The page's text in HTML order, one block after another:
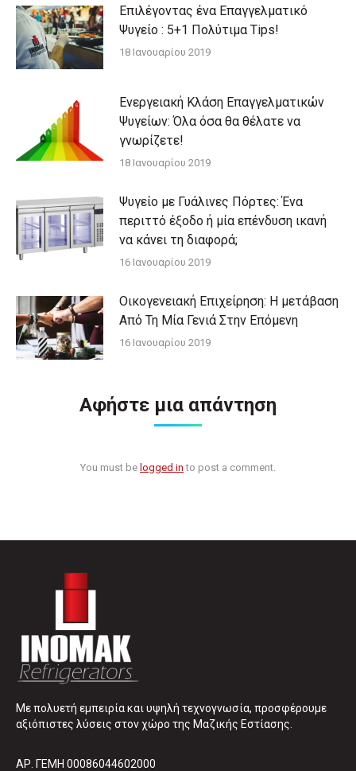
Επιλέγοντας ένα Επαγγελματικό
Ψυγείο : 5+1 Πολύτιμα Tips!
18 Ιανουαρίου 2019
Ενεργειακή Κλάση Επαγγελματικών
Ψυγείων: Όλα όσα θα θέλατε να
γνωρίζετε!
18 Ιανουαρίου 2019
Ψυγείο με Γυάλινες Πόρτες: Ένα
περιττό έξοδο ή μία επένδυση ικανή
να κάνει τη διαφορά;
16 Ιανουαρίου 2019
Οικογενειακή Επιχείρηση: Η μετάβαση
Από Τη Μία Γενιά Στην Επόμενη
16 Ιανουαρίου 2019
Αφήστε μια απάντηση
You must be logged in to post a comment.
Με πολυετή εμπειρία και υψηλή τεχνογνωσία, προσφέρουμε
αξιόπιστες λύσεις στον χώρο της Μαζικής Εστίασης.
ΑΡ. ΓΕΜΗ 00086044602000